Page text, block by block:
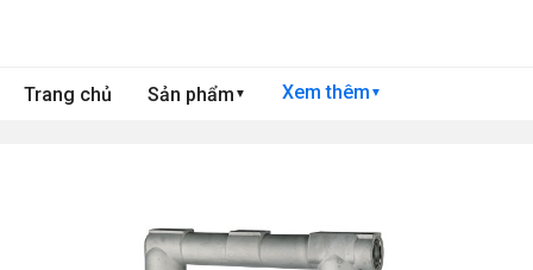
Trang chủ Sản phẩm ▼ Xem thêm ▼